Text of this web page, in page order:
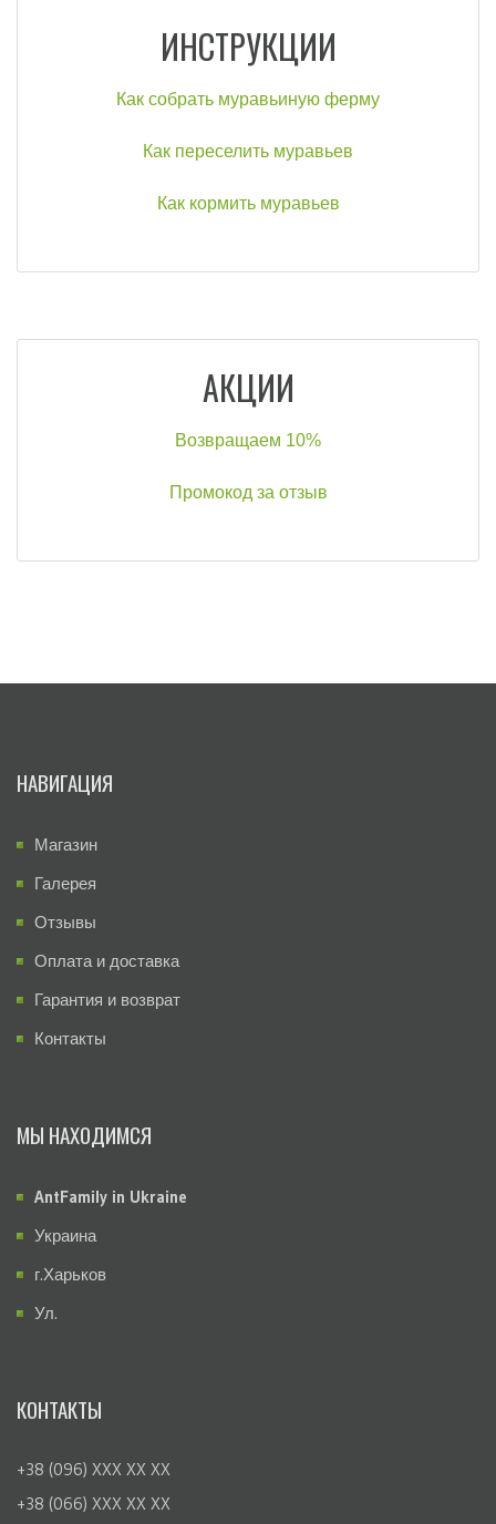
ИНСТРУКЦИИ
Как собрать муравьиную ферму
Как переселить муравьев
Как кормить муравьев
АКЦИИ
Возвращаем 10%
Промокод за отзыв
НАВИГАЦИЯ
Магазин
Галерея
Отзывы
Оплата и доставка
Гарантия и возврат
Контакты
МЫ НАХОДИМСЯ
AntFamily in Ukraine
Украина
г.Харьков
Ул.
КОНТАКТЫ
+38 (096) XXX XX XX
+38 (066) XXX XX XX